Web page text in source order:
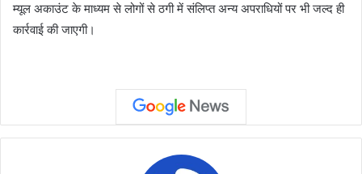
म्यूल अकाउंट के माध्यम से लोगों से ठगी में संलिप्त अन्य अपराधियों पर भी जल्द ही
कार्रवाई की जाएगी।